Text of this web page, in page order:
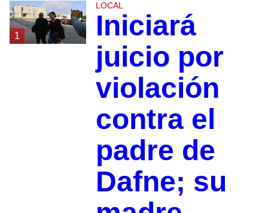
1
LOCAL
Iniciará
juicio por
violación
contra el
padre de
Dafne; su